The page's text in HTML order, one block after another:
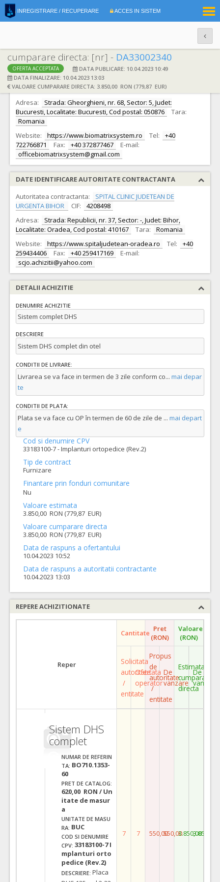
INREGISTRARE / RECUPERARE ACCES IN SISTEM
cumparare directa: [nr] - DA33002340
OFERTA ACCEPTATA
DATA PUBLICARE: 10.04.2023 10:49
DATA FINALIZARE: 10.04.2023 13:03
VALOARE CUMPARARE DIRECTA: 3.850,00 RON (779,87 EUR)
DATE IDENTIFICARE OFERTANT
Ofertant: S.C. BIOMATRIX SYSTEM S.R.L. CIF: 30019587
Adresa:
Strada: Gheorghieni, nr. 68, Sector: 5, Judet:
Bucuresti, Localitate: Bucuresti, Cod postal: 050876
Tara:
Romania
Website:
https://www.biomatrixsystem.ro Tel:
+40
722766871
Fax: +40 372877467
E-mail:
officebiomatrixsystem@gmail.com
DATE IDENTIFICARE AUTORITATE CONTRACTANTA
Autoritatea contractanta:
SPITAL CLINIC JUDETEAN DE
URGENTA BIHOR
CIF:
4208498
Adresa:
Strada: Republicii, nr. 37, Sector: -, Judet: Bihor,
Localitate: Oradea, Cod postal: 410167
Tara:
Romania
Website:
https://www.spitaljudetean-oradea.ro Tel:
+40
259434406
Fax: +40 259417169
E-mail:
scjo.achizitii@yahoo.com
DETALII ACHIZITIE
DENUMIRE ACHIZITIE
Sistem complet DHS
DESCRIERE
Sistem DHS complet din otel
CONDITII DE LIVRARE:
Livrarea se va face in termen de 3 zile conform co... mai depar
te
CONDITII DE PLATA:
Plata se va face cu OP în termen de 60 de zile de ... mai depart
e
Cod si denumire CPV
33183100-7 - Implanturi ortopedice (Rev.2)
Tip de contract
Furnizare
Finantare prin fonduri comunitare
Nu
Valoare estimata
3.850,00 RON (779,87 EUR)
Valoare cumparare directa
3.850,00 RON (779,87 EUR)
Data de raspuns a ofertantului
10.04.2023 10:52
Data de raspuns a autoritatii contractante
10.04.2023 13:03
REPERE ACHIZITIONATE
Reper
Cantitate Pret
(RON)
Valoare
(RON)
Solicitata
autoritate
/
entitate
Ofertata
operator
Propus
de
autoritate
/
entitate
De
vanzare
Estimata
cumparare
directa
De
vanzare
Sistem DHS
complet
NUMAR DE REFERIN
TA: BO710.1353-
60
PRET DE CATALOG:
620,00 RON / Un
itate de masur
a
UNITATE DE MASU
RA: BUC
COD SI DENUMIRE
CPV: 33183100-7 I
mplanturi orto
pedice (Rev.2)
DESCRIERE: Placa
7 7 550,00550,003.850,003.850,00